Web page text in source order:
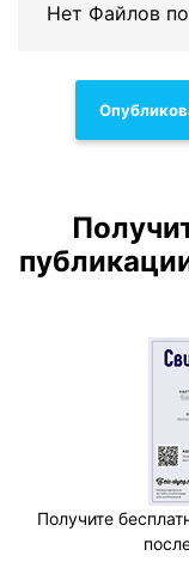
Нет Файлов
Получите